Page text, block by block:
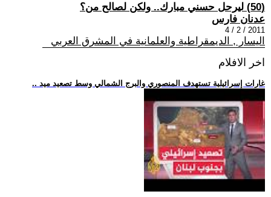
(50) ليرحل حسني مبارك.. ولكن لصالح من؟
عدنان فارس
2011 / 2 / 4
اليسار , الديمقراطية والعلمانية في المشرق العربي
اخر الافلام
.. غارات إسرائيلية تستهدف المنصوري والبرج الشمالي وسط تصعيد ميد